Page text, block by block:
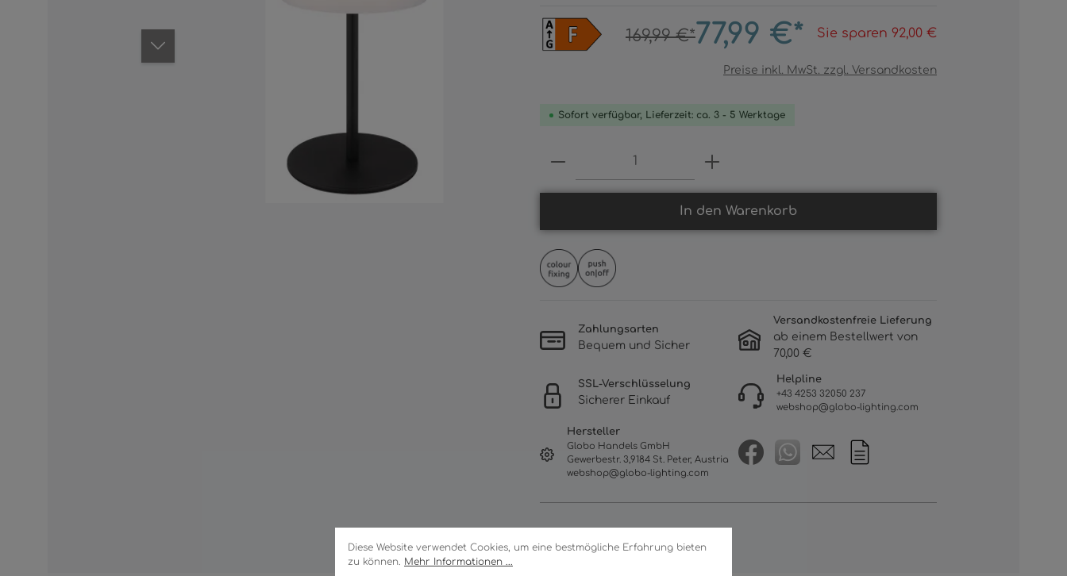
Diese Website verwendet Cookies, um eine bestmögliche Erfahrung bieten
zu können. Mehr Informationen ...
169,99 €*77,99 €* Sie sparen 92,00 €
Preise inkl. MwSt. zzgl. Versandkosten
Sofort verfügbar, Lieferzeit: ca. 3 - 5 Werktage
Produkt Anzahl: Gib den gewünschten Wert ein
In den Warenkorb
Zahlungsarten
Bequem und Sicher
Versandkostenfreie Lieferung
ab einem Bestellwert von
70,00 €
SSL-Verschlüsselung
Sicherer Einkauf
Helpline
+43 4253 32050 237
webshop@globo-lighting.com
Hersteller
Globo Handels GmbH
Gewerbestr. 3,9184 St. Peter, Austria
webshop@globo-lighting.com